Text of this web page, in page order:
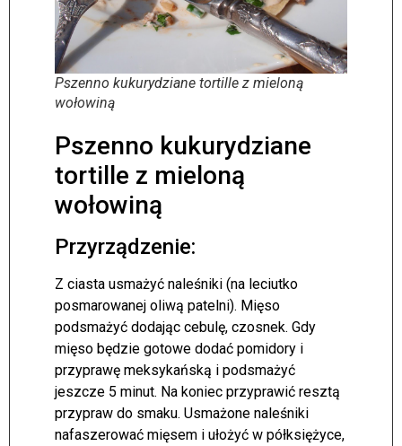
Pszenno kukurydziane tortille z mieloną
wołowiną
Pszenno kukurydziane
tortille z mieloną
wołowiną
Przyrządzenie:
Z ciasta usmażyć naleśniki (na leciutko
posmarowanej oliwą patelni). Mięso
podsmażyć dodając cebulę, czosnek. Gdy
mięso będzie gotowe dodać pomidory i
przyprawę meksykańską i podsmażyć
jeszcze 5 minut. Na koniec przyprawić resztą
przypraw do smaku. Usmażone naleśniki
nafaszerować mięsem i ułożyć w półksiężyce,